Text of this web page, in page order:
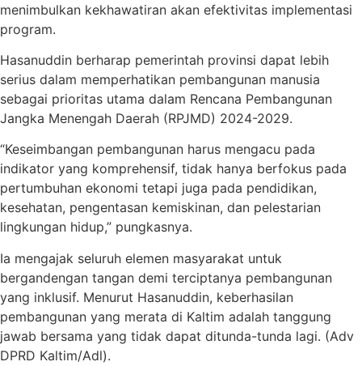
menimbulkan kekhawatiran akan efektivitas implementasi
program.
Hasanuddin berharap pemerintah provinsi dapat lebih
serius dalam memperhatikan pembangunan manusia
sebagai prioritas utama dalam Rencana Pembangunan
Jangka Menengah Daerah (RPJMD) 2024-2029.
“Keseimbangan pembangunan harus mengacu pada
indikator yang komprehensif, tidak hanya berfokus pada
pertumbuhan ekonomi tetapi juga pada pendidikan,
kesehatan, pengentasan kemiskinan, dan pelestarian
lingkungan hidup,” pungkasnya.
Ia mengajak seluruh elemen masyarakat untuk
bergandengan tangan demi terciptanya pembangunan
yang inklusif. Menurut Hasanuddin, keberhasilan
pembangunan yang merata di Kaltim adalah tanggung
jawab bersama yang tidak dapat ditunda-tunda lagi. (Adv
DPRD Kaltim/Adl).